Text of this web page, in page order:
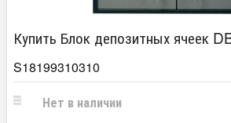
Купить Блок депозитных ячеек
S18199310310
Нет в наличии